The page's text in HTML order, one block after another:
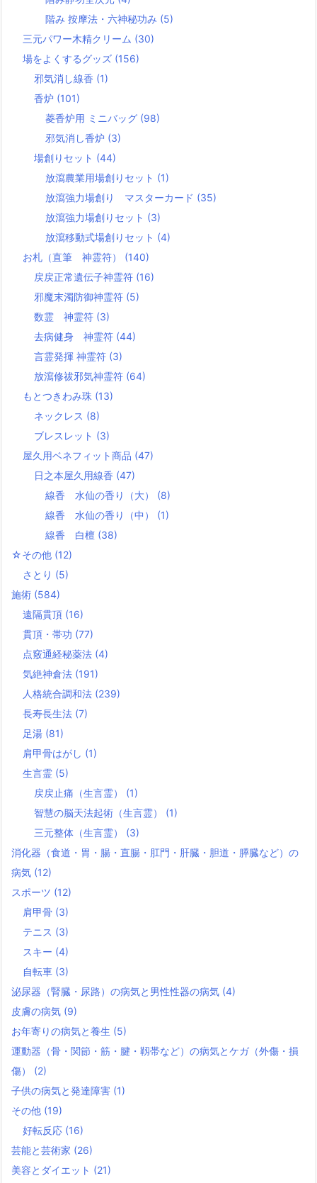
階み 按摩法・六神秘功み (5)
三元パワー木精クリーム (30)
場をよくするグッズ (156)
邪気消し線香 (1)
香炉 (101)
菱香炉用 ミニバッグ (98)
邪気消し香炉 (3)
場創りセット (44)
放瀉農業用場創りセット (1)
放瀉強力場創り マスターカード (35)
放瀉強力場創りセット (3)
放瀉移動式場創りセット (4)
お札（直筆 神霊符） (140)
戻戻正常遺伝子神霊符 (16)
邪魔末濁防御神霊符 (5)
数霊 神霊符 (3)
去病健身 神霊符 (44)
言霊発揮 神霊符 (3)
放瀉修祓邪気神霊符 (64)
もとつきわみ珠 (13)
ネックレス (8)
ブレスレット (3)
屋久用ベネフィット商品 (47)
日之本屋久用線香 (47)
線香 水仙の香り（大） (8)
線香 水仙の香り（中） (1)
線香 白檀 (38)
☆その他 (12)
さとり (5)
施術 (584)
遠隔貫頂 (16)
貫頂・帯功 (77)
点竅通経秘薬法 (4)
気絶神倉法 (191)
人格統合調和法 (239)
長寿長生法 (7)
足湯 (81)
肩甲骨はがし (1)
生言霊 (5)
戻戻止痛（生言霊） (1)
智慧の脳天法起術（生言霊） (1)
三元整体（生言霊） (3)
消化器（食道・胃・腸・直腸・肛門・肝臓・胆道・膵臓など）の
病気 (12)
スポーツ (12)
肩甲骨 (3)
テニス (3)
スキー (4)
自転車 (3)
泌尿器（腎臓・尿路）の病気と男性性器の病気 (4)
皮膚の病気 (9)
お年寄りの病気と養生 (5)
運動器（骨・関節・筋・腱・靱帯など）の病気とケガ（外傷・損
傷） (2)
子供の病気と発達障害 (1)
その他 (19)
好転反応 (16)
芸能と芸術家 (26)
美容とダイエット (21)